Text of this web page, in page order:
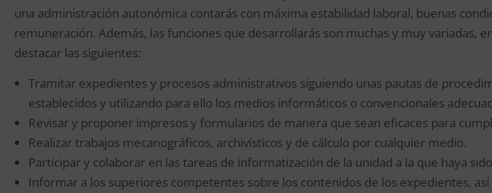
una administración autonómica contarás con máxima estabilidad laboral, buenas
remuneración. Además, las funciones que desarrollarás son muchas y muy variadas,
destacar las siguientes:
Tramitar expedientes y procesos administrativos siguiendo unas pautas de
establecidos y utilizando para ello los medios informáticos o convencionales
Revisar y proponer impresos y formularios de manera que sean eficaces para
Realizar trabajos mecanográficos, archivísticos y de cálculo por cualquier medio.
Participar y colaborar en las tareas de informatización de la unidad a la que haya
Informar a los superiores competentes sobre los contenidos de los expedientes,